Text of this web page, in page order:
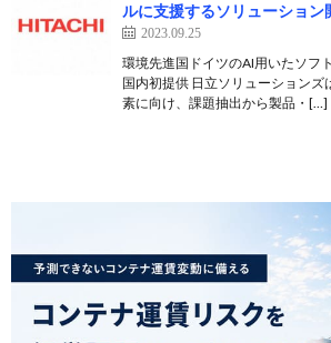
ルに支援するソリューション
2023.09.25
環境先進国ドイツのAI用いたソフ
国内初提供 日立ソリューション
素に向け、課題抽出から製品・[…]